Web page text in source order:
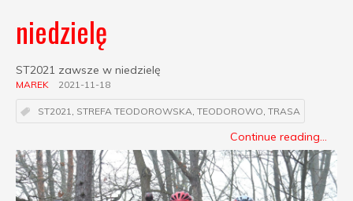
niedzielę
ST2021 zawsze w niedzielę
MAREK 2021-11-18
ST2021, STREFA TEODOROWSKA, TEODOROWO, TRASA
Continue reading...